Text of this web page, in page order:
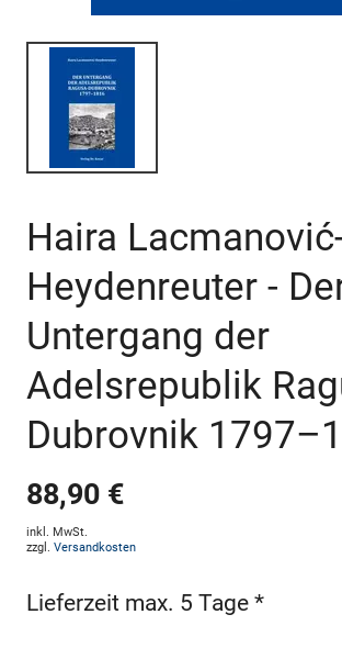
Haira
Heydenreuter -
Untergang der
Adelsrepublik
Dubrovnik
88,90 €
inkl. MwSt.
zzgl. Versandkosten
Lieferzeit max. 5 Tage *